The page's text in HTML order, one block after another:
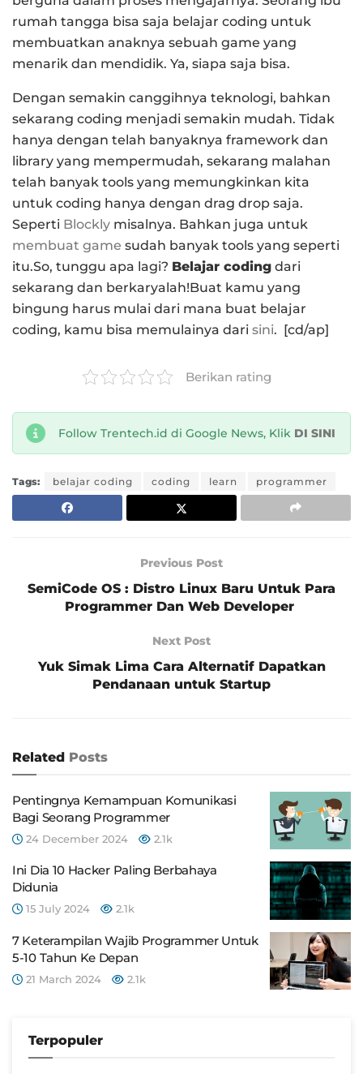
rumah tangga bisa saja belajar coding untuk
membuatkan anaknya sebuah game yang
menarik dan mendidik. Ya, siapa saja bisa.
Dengan semakin canggihnya teknologi, bahkan
sekarang coding menjadi semakin mudah. Tidak
hanya dengan telah banyaknya framework dan
library yang mempermudah, sekarang malahan
telah banyak tools yang memungkinkan kita
untuk coding hanya dengan drag drop saja.
Seperti Blockly misalnya. Bahkan juga untuk
membuat game sudah banyak tools yang seperti
itu.So, tunggu apa lagi? Belajar coding dari
sekarang dan berkaryalah!Buat kamu yang
bingung harus mulai dari mana buat belajar
coding, kamu bisa memulainya dari sini. [cd/ap]
Berikan rating
Follow Trentech.id di Google News, Klik DI SINI
Tags: belajar coding coding learn programmer
Previous Post
SemiCode OS : Distro Linux Baru Untuk Para
Programmer Dan Web Developer
Next Post
Yuk Simak Lima Cara Alternatif Dapatkan
Pendanaan untuk Startup
Related Posts
Pentingnya Kemampuan Komunikasi
Bagi Seorang Programmer
24 December 2024 2.1k
Ini Dia 10 Hacker Paling Berbahaya
Didunia
15 July 2024 2.1k
7 Keterampilan Wajib Programmer Untuk
5-10 Tahun Ke Depan
21 March 2024 2.1k
Terpopuler